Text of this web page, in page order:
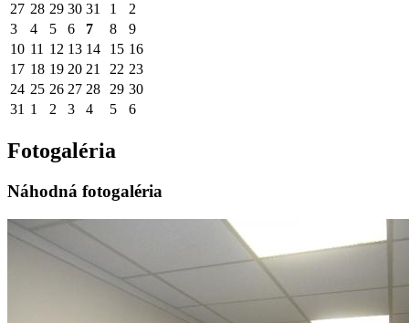
27 28 29 30 31 1
2
3
4 5 6 7 8
9
10 11 12 13 14 15 16
17 18 19 20 21 22 23
24 25 26 27 28 29 30
31 1 2 3 4 5 6
Fotogaléria
Náhodná fotogaléria